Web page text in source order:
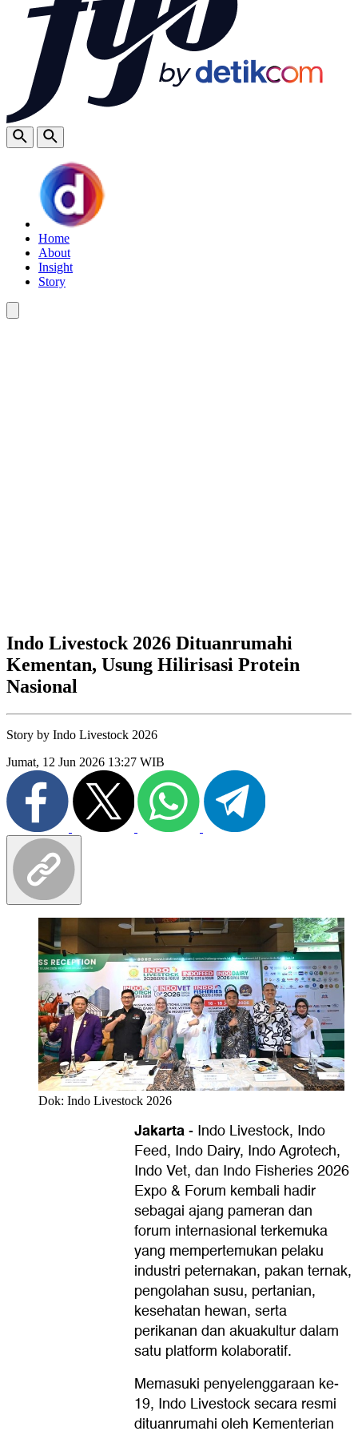
Home
About
Insight
Story
Indo Livestock 2026 Dituanrumahi
Kementan, Usung Hilirisasi Protein
Nasional
Story by Indo Livestock 2026
Jumat, 12 Jun 2026 13:27 WIB
Dok: Indo Livestock 2026
Jakarta- Indo Livestock, Indo
Feed, Indo Dairy, Indo Agrotech,
Indo Vet, dan Indo Fisheries 2026
Expo & Forum kembali hadir
sebagai ajang pameran dan
forum internasional terkemuka
yang mempertemukan pelaku
industri peternakan, pakan ternak,
pengolahan susu, pertanian,
kesehatan hewan, serta
perikanan dan akuakultur dalam
satu platform kolaboratif.
Memasuki penyelenggaraan ke-
19, Indo Livestock secara resmi
dituanrumahi oleh Kementerian